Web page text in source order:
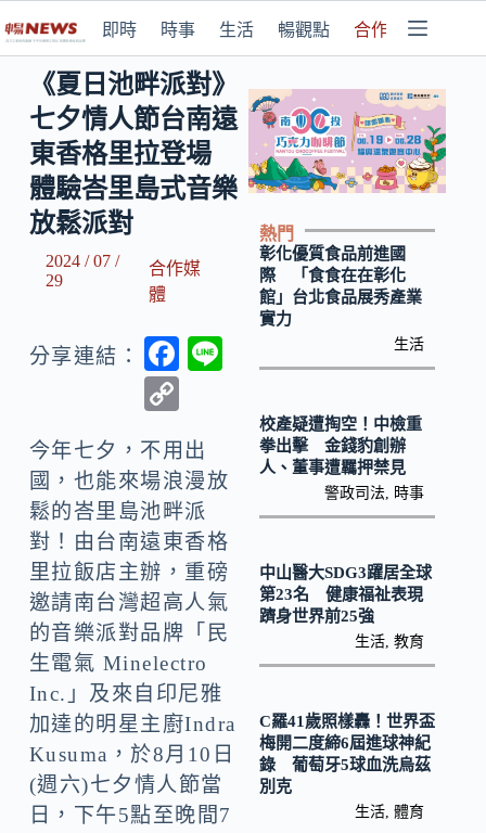
即時 時事 生活 暢觀點 合作媒體
《夏日池畔派對》
七夕情人節台南遠
東香格里拉登場
體驗峇里島式音樂
放鬆派對
2024 / 07 /
29
合作媒
體
分享連結：
F
b
o
o
k
p
y
Li
n
k
今年七夕，不用出
國，也能來場浪漫放
鬆的峇里島池畔派
對！由台南遠東香格
里拉飯店主辦，重磅
邀請南台灣超高人氣
的音樂派對品牌「民
生電氣 Minelectro
Inc.」及來自印尼雅
加達的明星主廚Indra
Kusuma，於8月10日
(週六)七夕情人節當
日，下午5點至晚間7
熱門
彰化優質食品前進國
際 「食食在在彰化
館」台北食品展秀產業
實力
生活
校產疑遭掏空！中檢重
拳出擊 金錢豹創辦
人、董事遭羈押禁見
警政司法 時事
中山醫大SDG3躍居全球
第23名 健康福祉表現
躋身世界前25強
生活 ,教育
C羅41歲照樣轟！世界盃
梅開二度締6屆進球神紀
錄 葡萄牙5球血洗烏茲
別克
生活 ,體育